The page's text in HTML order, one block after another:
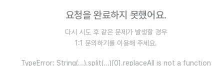
요청을 완료하지 못했어요.
다시 시도 후 같은 문제가 발생할 경우
1:1 문의하기를 이용해 주세요.
TypeError: String(...).split(...)[0].replaceAll is not a function